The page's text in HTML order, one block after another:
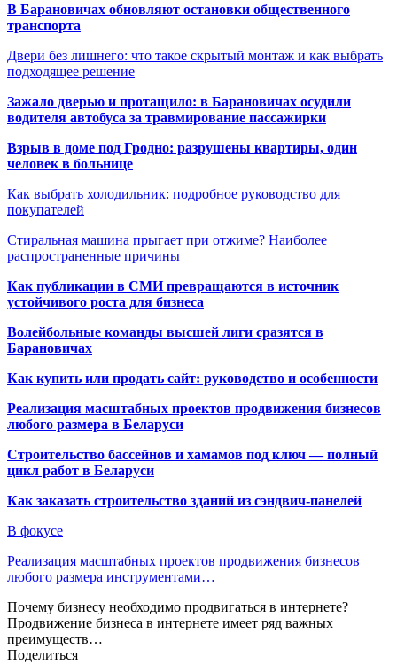
В Барановичах обновляют остановки общественного
транспорта
Двери без лишнего: что такое скрытый монтаж и как выбрать
подходящее решение
Зажало дверью и протащило: в Барановичах осудили
водителя автобуса за травмирование пассажирки
Взрыв в доме под Гродно: разрушены квартиры, один
человек в больнице
Как выбрать холодильник: подробное руководство для
покупателей
Стиральная машина прыгает при отжиме? Наиболее
распространенные причины
Как публикации в СМИ превращаются в источник
устойчивого роста для бизнеса
Волейбольные команды высшей лиги сразятся в
Барановичах
Как купить или продать сайт: руководство и особенности
Реализация масштабных проектов продвижения бизнесов
любого размера в Беларуси
Строительство бассейнов и хамамов под ключ — полный
цикл работ в Беларуси
Как заказать строительство зданий из сэндвич-панелей
В фокусе
Реализация масштабных проектов продвижения бизнесов
любого размера инструментами…
Почему бизнесу необходимо продвигаться в интернете?
Продвижение бизнеса в интернете имеет ряд важных
преимуществ…
Поделиться